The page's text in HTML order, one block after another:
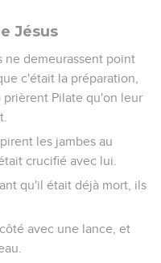
Jésus
ne demeurassent point
c'était la préparation,
prièrent Pilate qu'on leur
les jambes au
crucifié avec lui.
qu'il était déjà mort, ils
avec une lance, et